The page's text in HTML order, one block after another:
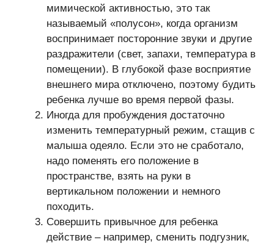
мимической активностью, это так
называемый «полусон», когда организм
воспринимает посторонние звуки и другие
раздражители (свет, запахи, температура в
помещении). В глубокой фазе восприятие
внешнего мира отключено, поэтому будить
ребенка лучше во время первой фазы.
Иногда для пробуждения достаточно
изменить температурный режим, стащив с
малыша одеяло. Если это не сработало,
надо поменять его положение в
пространстве, взять на руки в
вертикальном положении и немного
походить.
Совершить привычное для ребенка
действие – например, сменить подгузник,